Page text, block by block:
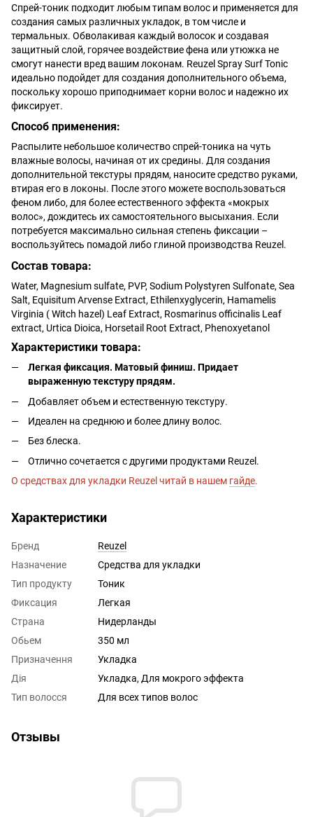
Спрей-тоник подходит любым типам волос и применяется для
создания самых различных укладок, в том числе и
термальных. Обволакивая каждый волосок и создавая
защитный слой, горячее воздействие фена или утюжка не
смогут нанести вред вашим локонам. Reuzel Spray Surf Tonic
идеально подойдет для создания дополнительного объема,
поскольку хорошо приподнимает корни волос и надежно их
фиксирует.
Способ применения:
Распылите небольшое количество спрей-тоника на чуть
влажные волосы, начиная от их средины. Для создания
дополнительной текстуры прядям, наносите средство руками,
втирая его в локоны. После этого можете воспользоваться
феном либо, для более естественного эффекта «мокрых
волос», дождитесь их самостоятельного высыхания. Если
потребуется максимально сильная степень фиксации –
воспользуйтесь помадой либо глиной производства Reuzel.
Состав товара:
Water, Magnesium sulfate, PVP, Sodium Polystyren Sulfonate, Sea
Salt, Equisitum Arvense Extract, Ethilenxyglycerin, Hamamelis
Virginia ( Witch hazel) Leaf Extract, Rosmarinus officinalis Leaf
extract, Urtica Dioica, Horsetail Root Extract, Phenoxyetanol
Характеристики товара:
Легкая фиксация. Матовый финиш. Придает
выраженную текстуру прядям.
Добавляет объем и естественную текстуру.
Идеален на среднюю и более длину волос.
Без блеска.
Отлично сочетается с другими продуктами Reuzel.
О средствах для укладки Reuzel читай в нашем гайде.
Характеристики
Бренд
Reuzel
Назначение
Средства для укладки
Тип продукту
Тоник
Фиксация
Легкая
Страна
Нидерланды
Обьем
350 мл
Призначення
Укладка
Дія
Укладка, Для мокрого эффекта
Тип волосся
Для всех типов волос
Отзывы